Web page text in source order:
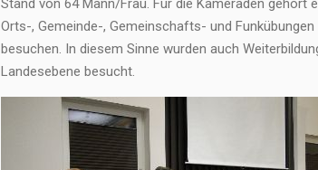
Stand von 64 Mann/Frau. Für die Kameraden gehört
Orts-, Gemeinde-, Gemeinschafts- und
besuchen. In diesem Sinne wurden auch
Landesebene besucht.